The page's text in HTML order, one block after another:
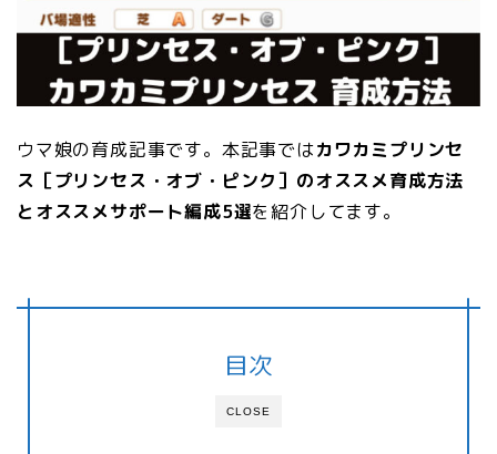
ウマ娘の育成記事です。本記事ではカワカミプリンセ
ス［プリンセス・オブ・ピンク］のオススメ育成方法
とオススメサポート編成5選を紹介してます。
CLOSE
目次